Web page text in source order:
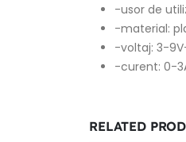
-usor de
-material:
-voltaj: 3-
-curent: 0-
RELATED